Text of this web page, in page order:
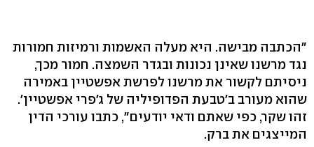
"הכתבה מבישה. היא מעלה האשמות ורמיזות חמורות
נגד מרשנו שאינן נכונות ובגדר השמצה. חמור מכך,
ניסיתם לקשור את מרשנו לפרשת אפשטיין באמירה
שהוא מעורב ב'טבעת הפדופיליה של ג'פרי אפשטיין'.
זהו שקר, כפי שאתם ודאי יודעים", כתבו עורכי הדין
המייצגים את ברק.